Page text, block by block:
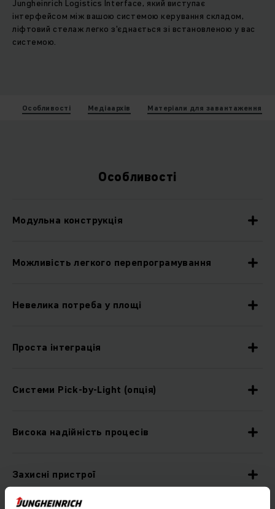
Jungheinrich Logistics Interface, який виступає
інтерфейсом між вашою системою керування складом,
ліфтовий стелаж легко з'єднається зі встановленою у вас
системою.
Особливості Медіаархів Матеріали для завантаження
Особливості
Модульна конструкція
Можливість легкого перепрограмування
Невелика потреба у площі
Проста інтеграція
Системи Pick-by-Light (опція)
Висока надійність процесів
Захисні пристрої